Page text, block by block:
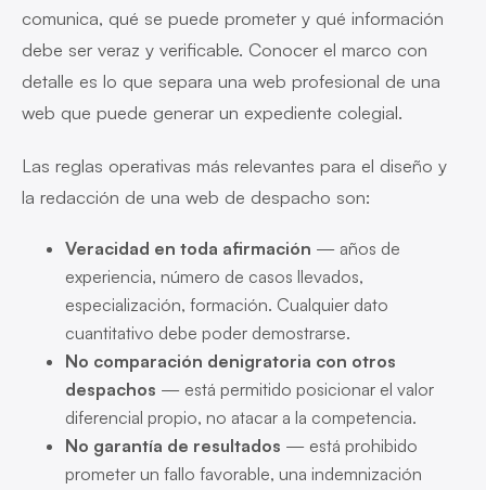
comunica, qué se puede prometer y qué información
debe ser veraz y verificable. Conocer el marco con
detalle es lo que separa una web profesional de una
web que puede generar un expediente colegial.
Las reglas operativas más relevantes para el diseño y
la redacción de una web de despacho son:
Veracidad en toda afirmación — años de
experiencia, número de casos llevados,
especialización, formación. Cualquier dato
cuantitativo debe poder demostrarse.
No comparación denigratoria con otros
despachos — está permitido posicionar el valor
diferencial propio, no atacar a la competencia.
No garantía de resultados — está prohibido
prometer un fallo favorable, una indemnización